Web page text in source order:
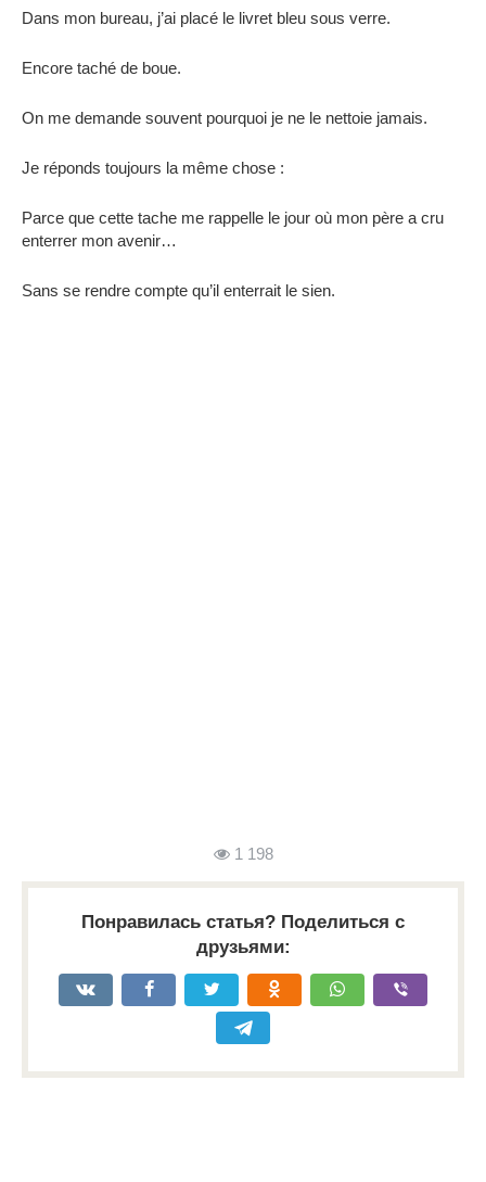
Dans mon bureau, j’ai placé le livret bleu sous verre.
Encore taché de boue.
On me demande souvent pourquoi je ne le nettoie jamais.
Je réponds toujours la même chose :
Parce que cette tache me rappelle le jour où mon père a cru
enterrer mon avenir…
Sans se rendre compte qu’il enterrait le sien.
1 198
Понравилась статья? Поделиться с
друзьями: